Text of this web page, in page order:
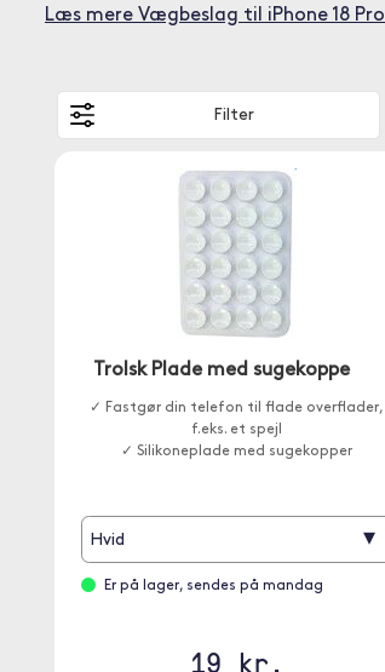
Læs mere Vægbeslag til iPhone 18
Filter
Trolsk Plade med sugekoppe
✓ Fastgør din telefon til flade overflader,
f.eks. et spejl
✓ Silikoneplade med sugekopper
Hvid ▾
Er på lager, sendes på mandag
19 kr.